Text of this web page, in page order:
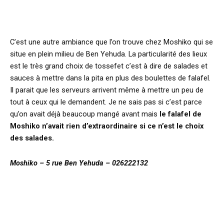
C’est une autre ambiance que l’on trouve chez Moshiko qui se
situe en plein milieu de Ben Yehuda. La particularité des lieux
est le très grand choix de tossefet c’est à dire de salades et
sauces à mettre dans la pita en plus des boulettes de falafel.
Il parait que les serveurs arrivent même à mettre un peu de
tout à ceux qui le demandent. Je ne sais pas si c’est parce
qu’on avait déjà beaucoup mangé avant mais le falafel de
Moshiko n’avait rien d’extraordinaire si ce n’est le choix
des salades.
Moshiko – 5 rue Ben Yehuda – 026222132